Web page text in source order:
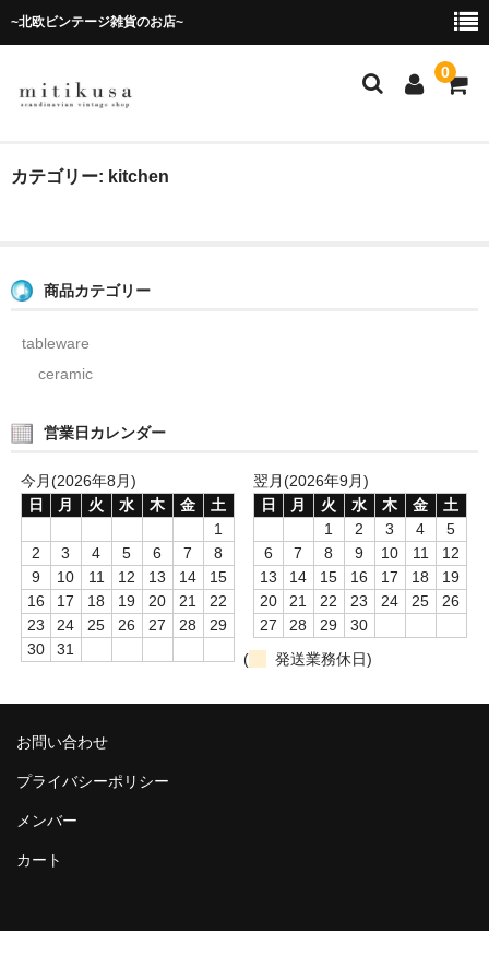
~北欧ビンテージ雑貨のお店~
0
ホーム
marimekko
tampella
finlayson
other
interior
other
カテゴリー: kitchen
商品カテゴリー
tableware
ceramic
営業日カレンダー
今月(2026年8月)
日
月 火 水 木 金
土
1
2
3 4 5 6 7
8
9
10 11 12 13 14
15
16
17 18 19 20 21
22
23
24 25 26 27 28
29
30
31
翌月(2026年9月)
日
月 火 水 木 金
土
1
2 3 4
5
6
7 8 9 10 11
12
13
14 15 16 17 18
19
20
21 22 23 24 25
26
27
28 29
30
(
発送業務休日)
お問い合わせ
プライバシーポリシー
メンバー
カート